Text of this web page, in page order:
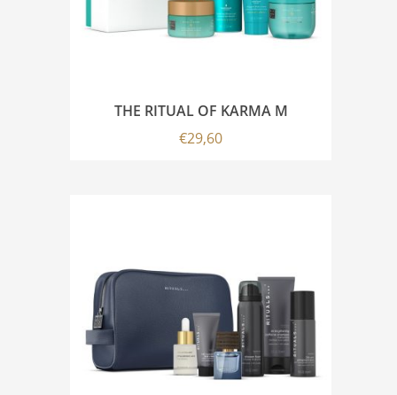
THE RITUAL OF KARMA M
€29,60